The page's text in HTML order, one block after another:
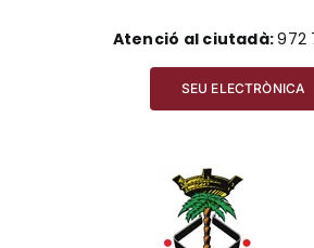
Atenció al ciutadà:972
SEU ELECTRÒNICA